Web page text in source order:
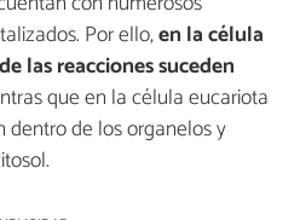
Por ello,en la célula
las reacciones suceden
que en la célula eucariota
dentro de los organelos y